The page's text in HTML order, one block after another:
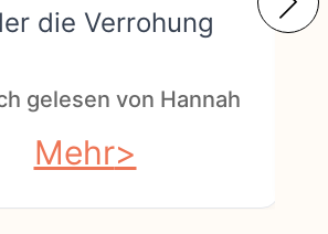
die Verrohung
gelesen von Hannah
Mehr